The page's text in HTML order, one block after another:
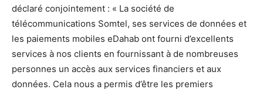
déclaré conjointement : « La société de
télécommunications Somtel, ses services de données et
les paiements mobiles eDahab ont fourni d’excellents
services à nos clients en fournissant à de nombreuses
personnes un accès aux services financiers et aux
données. Cela nous a permis d’être les premiers